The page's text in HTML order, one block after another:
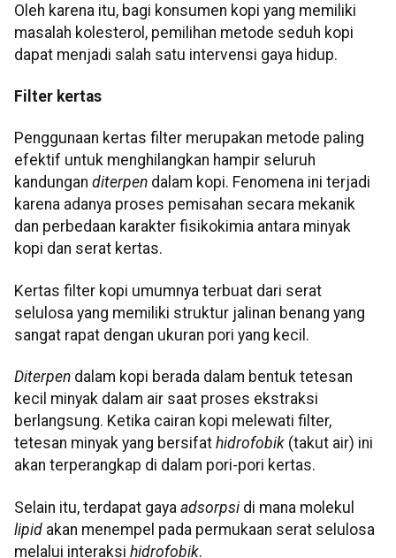
Oleh karena itu, bagi konsumen kopi yang memiliki
masalah kolesterol, pemilihan metode seduh kopi
dapat menjadi salah satu intervensi gaya hidup.
Filter kertas
Penggunaan kertas filter merupakan metode paling
efektif untuk menghilangkan hampir seluruh
kandungan diterpen dalam kopi. Fenomena ini terjadi
karena adanya proses pemisahan secara mekanik
dan perbedaan karakter fisikokimia antara minyak
kopi dan serat kertas.
Kertas filter kopi umumnya terbuat dari serat
selulosa yang memiliki struktur jalinan benang yang
sangat rapat dengan ukuran pori yang kecil.
Diterpen dalam kopi berada dalam bentuk tetesan
kecil minyak dalam air saat proses ekstraksi
berlangsung. Ketika cairan kopi melewati filter,
tetesan minyak yang bersifat hidrofobik (takut air) ini
akan terperangkap di dalam pori-pori kertas.
Selain itu, terdapat gaya adsorpsi di mana molekul
lipid akan menempel pada permukaan serat selulosa
melalui interaksi hidrofobik.